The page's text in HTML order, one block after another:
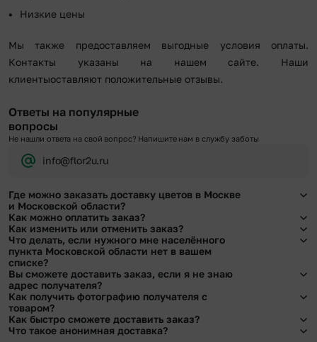
Низкие цены
Мы также предоставляем выгодные условия оплаты.
Контакты указаны на нашем сайте. Наши
клиентыоставляют положительные отзывы.
Ответы на популярные
вопросы
Не нашли ответа на свой вопрос? Напишите нам в службу заботы
info@flor2u.ru
Где можно заказать доставку цветов в Москве
и Московской области?
Оформить доставку цветов можно в нашем приложении, на сайте flor2u.ru, по
телефону горячей линии или в чате.
Как можно оплатить заказ?
Мы предусмотрели все возможные варианты оплаты:
Наличными.
Банковскими картами Visa, MasterCard, МИР, сбп
Картами рассрочки Халва, Совесть и Свобода.
Через Yandex Pay, UnionPay,
Через Робокасса.
Как изменить или отменить заказ?
Чтобы внести изменения, выбрать другой букет или добавить подарок
свяжитесь с нашими менеджерами по телефонам горячей линии или в чате,
они помогут решить любой вопрос.
Что делать, если нужного мне населённого
пункта Московской области нет в вашем
списке?
Свяжитесь с нашими менеджерами по телефонам горячей линии или в чате.
Мы обязательно найдем выход из ситуации.
Вы сможете доставить заказ, если я не знаю
адрес получателя?
Да. У нас действует услуга «Уточнение адреса». Зная телефон получателя,
наши менеджеры связываются с получателем и уточняют адрес и удобное
время доставки.
Как получить фотографию получателя с
товаром?
При оформлении заказа Вы можете сделать отметку в поле «Фото получателя
Как быстро сможете доставить заказ?
Что такое анонимная доставка?